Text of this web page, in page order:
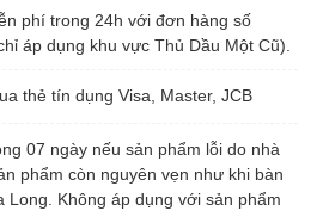
phí trong 24h với đơn hàng số
áp dụng khu vực Thủ Dầu Một Cũ).
thẻ tín dụng Visa, Master, JCB
07 ngày nếu sản phẩm lỗi do nhà
phẩm còn nguyên vẹn như khi bàn
Long. Không áp dụng với sản phẩm